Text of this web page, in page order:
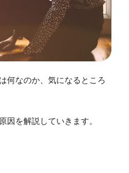
何なのか、気になるところ
因を解説していきます。